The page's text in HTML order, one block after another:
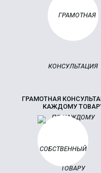
ГРАМОТНАЯ
КАЖДОМУ